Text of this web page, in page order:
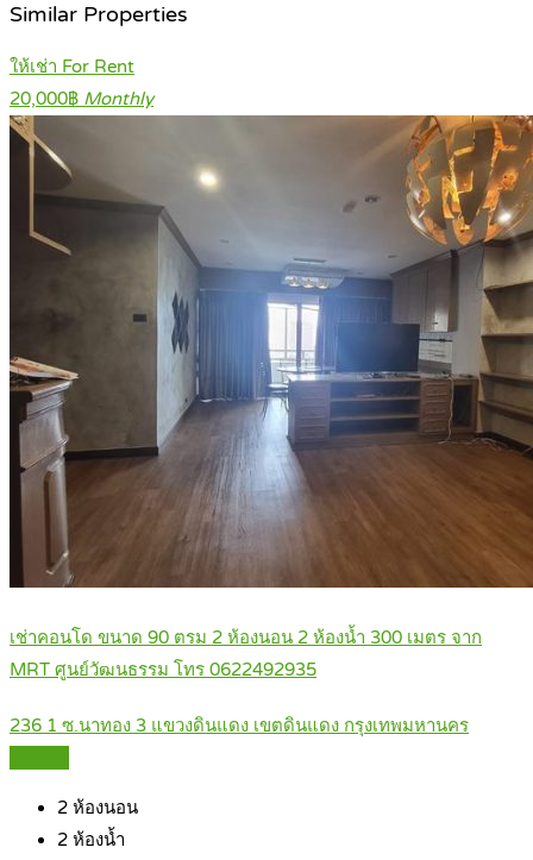
Similar Properties
ให้เช่า For Rent
20,000฿ Monthly
เช่าคอนโด ขนาด 90 ตรม 2 ห้องนอน 2 ห้องน้ำ 300 เมตร จาก
MRT ศูนย์วัฒนธรรม โทร 0622492935
236 1 ซ.นาทอง 3 แขวงดินแดง เขตดินแดง กรุงเทพมหานคร
2 ห้องนอน
2 ห้องน้ำ